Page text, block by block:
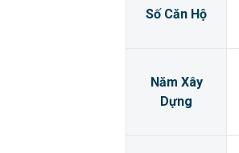
Số Căn Hộ
Năm Xây
Dựng